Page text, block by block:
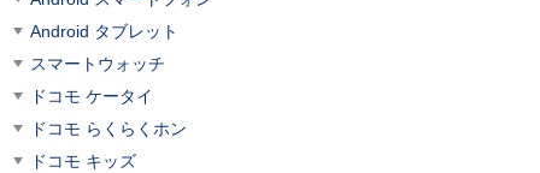
Android タブレット
スマートウォッチ
ドコモ ケータイ
ドコモ らくらくホン
ドコモ キッズ